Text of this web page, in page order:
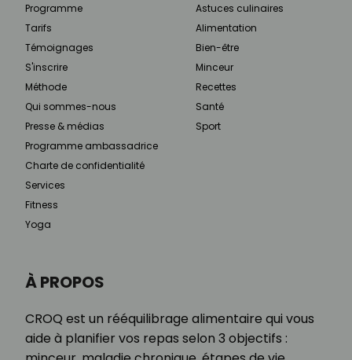
À PROPOS
CROQ est un rééquilibrage alimentaire qui vous
aide à planifier vos repas selon 3 objectifs :
Programme
Tarifs
Témoignages
S'inscrire
Méthode
Qui sommes-nous
Presse & médias
Programme ambassadrice
Charte de confidentialité
Services
Fitness
Yoga
Astuces culinaires
Alimentation
Bien-être
Minceur
Recettes
Santé
Sport